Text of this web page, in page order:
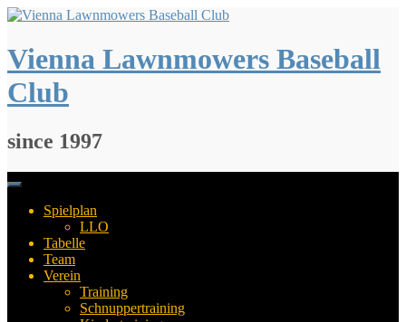
Springe
Inhalt
Vienna Lawnmowers Baseball
Club
since 1997
Spielplan
LLO
Tabelle
Team
Verein
Training
Schnuppertraining